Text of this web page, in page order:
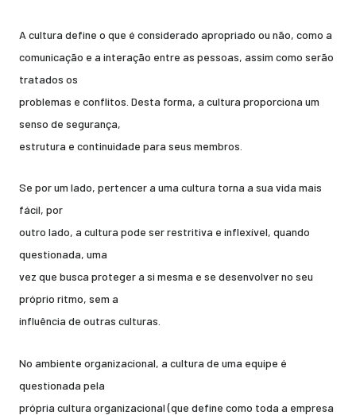
A cultura define o que é considerado apropriado ou não, como a
comunicação e a interação entre as pessoas, assim como serão
tratados os
problemas e conflitos. Desta forma, a cultura proporciona um
senso de segurança,
estrutura e continuidade para seus membros.
Se por um lado, pertencer a uma cultura torna a sua vida mais
fácil, por
outro lado, a cultura pode ser restritiva e inflexível, quando
questionada, uma
vez que busca proteger a si mesma e se desenvolver no seu
próprio ritmo, sem a
influência de outras culturas.
No ambiente organizacional, a cultura de uma equipe é
questionada pela
própria cultura organizacional (que define como toda a empresa